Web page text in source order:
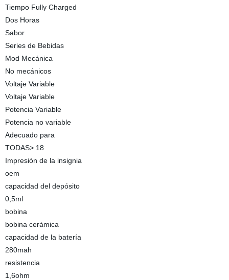
Tiempo Fully Charged
Dos Horas
Sabor
Series de Bebidas
Mod Mecánica
No mecánicos
Voltaje Variable
Voltaje Variable
Potencia Variable
Potencia no variable
Adecuado para
TODAS> 18
Impresión de la insignia
oem
capacidad del depósito
0,5ml
bobina
bobina cerámica
capacidad de la batería
280mah
resistencia
1,6ohm